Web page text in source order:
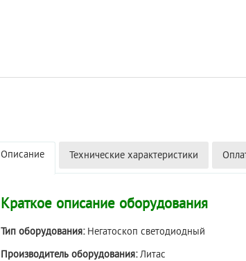
Описание Технические характеристики
Краткое описание оборудования
Тип оборудования: Негатоскоп светодиодный
Производитель оборудования: Литас